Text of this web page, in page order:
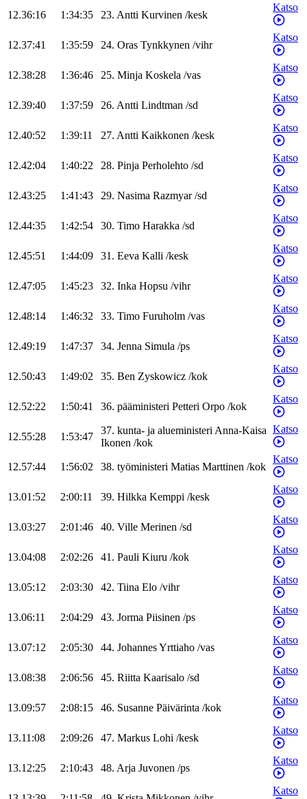
12.36:16 1:34:35 23. Antti Kurvinen /kesk
Katso
12.37:41 1:35:59 24. Oras Tynkkynen /vihr
Katso
12.38:28 1:36:46 25. Minja Koskela /vas
Katso
12.39:40 1:37:59 26. Antti Lindtman /sd
Katso
12.40:52 1:39:11 27. Antti Kaikkonen /kesk
Katso
12.42:04 1:40:22 28. Pinja Perholehto /sd
Katso
12.43:25 1:41:43 29. Nasima Razmyar/sd
Katso
12.44:35 1:42:54 30. Timo Harakka /sd
Katso
12.45:51 1:44:09 31. Eeva Kalli /kesk
Katso
12.47:05 1:45:23 32. Inka Hopsu /vihr
Katso
12.48:14 1:46:32 33. Timo Furuholm /vas
Katso
12.49:19 1:47:37 34. Jenna Simula /ps
Katso
12.50:43 1:49:02 35. Ben Zyskowicz /kok
Katso
12.52:22 1:50:41 36. pääministeri Petteri Orpo /kok
Katso
12.55:28 1:53:47
37. kunta- ja alueministeriAnna-Kaisa
Ikonen /kok
Katso
12.57:44 1:56:02 38. työministeri Matias Marttinen /kok
Katso
13.01:52 2:00:11 39. Hilkka Kemppi /kesk
Katso
13.03:27 2:01:46 40. Ville Merinen /sd
Katso
13.04:08 2:02:26 41. Pauli Kiuru /kok
Katso
13.05:12 2:03:30 42. Tiina Elo /vihr
Katso
13.06:11 2:04:29 43. Jorma Piisinen /ps
Katso
13.07:12 2:05:30 44. JohannesYrttiaho /vas
Katso
13.08:38 2:06:56 45. Riitta Kaarisalo /sd
Katso
13.09:57 2:08:15 46. Susanne Päivärinta /kok
Katso
13.11:08 2:09:26 47. Markus Lohi /kesk
Katso
13.12:25 2:10:43 48. Arja Juvonen /ps
Katso
Katso